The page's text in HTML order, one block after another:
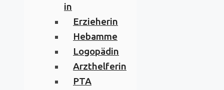
in
Erzieherin
Hebamme
Logopädin
Arzthelferin
PTA